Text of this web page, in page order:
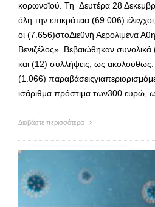
κορωνοϊού. Τη Δευτέρα 28
όλη την επικράτεια (69.006)
οι (7.656)στοΔιεθνή Αερολιμένα
Βενιζέλος». Βεβαιώθηκαν
και (12) συλλήψεις, ως ακολούθως:
(1.066)
ισάριθμα πρόστιμα των300 ευρώ,
Διαβάστε περισσότερα